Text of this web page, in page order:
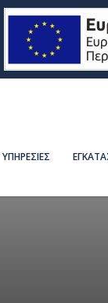
ΥΠΗΡΕΣΙΕΣ